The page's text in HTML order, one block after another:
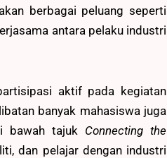
berbagai peluang seperti
antara pelaku industri
aktif pada kegiatan
banyak mahasiswa juga
tajuk Connecting the
dan pelajar dengan industri